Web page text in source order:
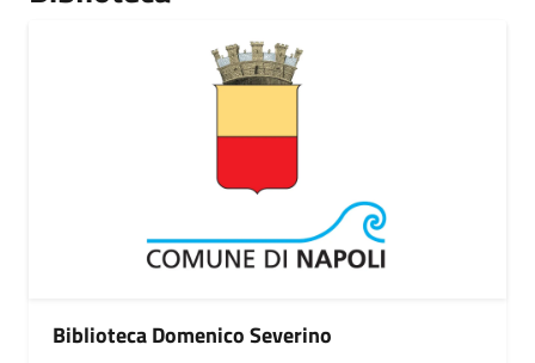
Biblioteca Domenico Severino